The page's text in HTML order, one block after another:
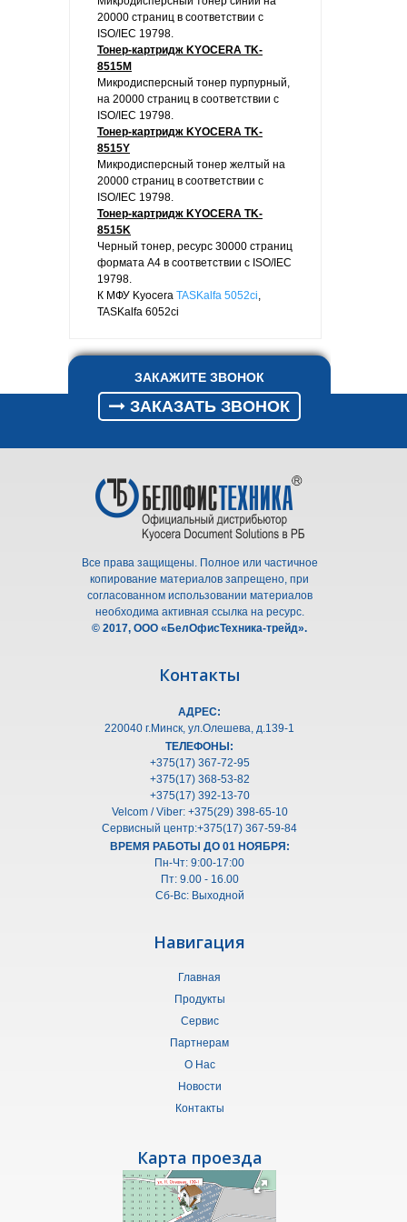
20000 страниц в соответствии с
ISO/IEC 19798.
Тонер-картридж KYOCERA TK-
8515M
Микродисперсный тонер пурпурный,
на 20000 страниц в соответствии с
ISO/IEC 19798.
Тонер-картридж KYOCERA TK-
8515Y
Микродисперсный тонер желтый на
20000 страниц в соответствии с
ISO/IEC 19798.
Тонер-картридж KYOCERA TK-
8515K
Черный тонер, ресурс 30000 страниц
формата A4 в соответствии с ISO/IEC
19798.
К МФУ Kyocera TASKalfa 5052ci
TASKalfa 6052ci
ЗАКАЖИТЕ ЗВОНОК
ЗАКАЗАТЬ ЗВОНОК
Все права защищены. Полное или частичное
копирование материалов запрещено, при
согласованном использовании материалов
необходима активная ссылка на ресурс.
© 2017, ООО «БелОфисТехника-трейд».
Контакты
АДРЕС:
220040 г.Минск, ул.Олешeва, д.139-1
ТЕЛЕФОНЫ:
+375(17) 367-72-95
+375(17) 368-53-82
+375(17) 392-13-70
Velcom / Viber: +375(29) 398-65-10
Сервисный центр:+375(17) 367-59-84
ВРЕМЯ РАБОТЫ ДО 01 НОЯБРЯ:
Пн-Чт: 9:00-17:00
Пт: 9.00 - 16.00
Сб-Вс: Выходной
Навигация
Главная
Продукты
Сервис
Партнерам
О Нас
Новости
Контакты
Карта проезда